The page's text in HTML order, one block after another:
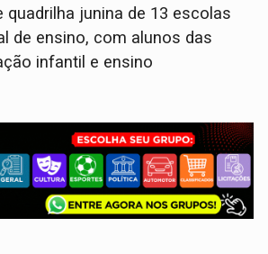
quadrilha junina de 13 escolas
de ensino, com alunos das
infantil e ensino